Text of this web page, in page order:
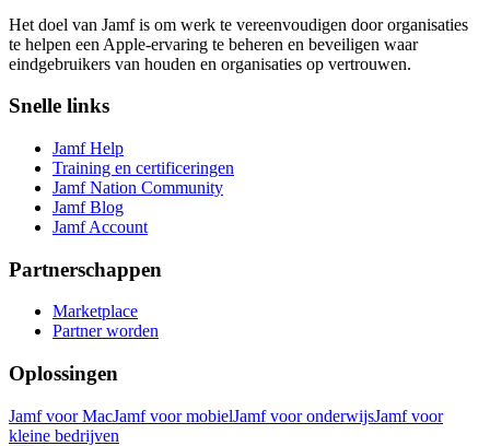
Het doel van Jamf is om werk te vereenvoudigen door organisaties
te helpen een Apple-ervaring te beheren en beveiligen waar
eindgebruikers van houden en organisaties op vertrouwen.
Snelle links
Jamf Help
Training en certificeringen
Jamf Nation Community
Jamf Blog
Jamf Account
Partnerschappen
Marketplace
Partner worden
Oplossingen
Jamf voor MacJamf voor mobielJamf voor onderwijsJamf voor
kleine bedrijven